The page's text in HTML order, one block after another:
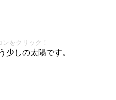
をクリック！
少しの太陽です。